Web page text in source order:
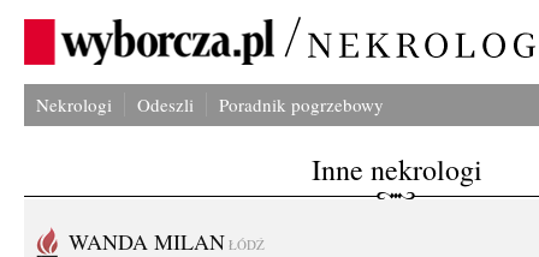
Nekrologi Odeszli Poradnik pogrzebowy
Inne nekrologi
WANDA MILAN ŁÓDŹ